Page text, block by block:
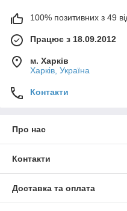
100% позитивних з 49
Працює з 18.09.2012
м. Харків
Харків, Україна
Контакти
Про нас
Контакти
Доставка та оплата